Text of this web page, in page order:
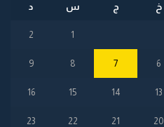
خ ج س د
1
2
6
7
8
9
13
14
15
16
20
21
22
23